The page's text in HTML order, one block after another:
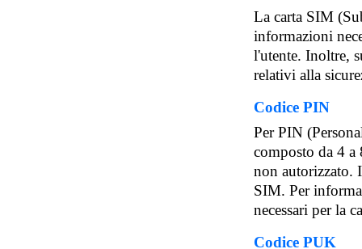
La carta SIM
informazioni
l'utente. Inoltre,
relativi alla
Codice PIN
Per PIN
composto da 4 a
non autorizzato.
SIM. Per
necessari per la
Codice PUK